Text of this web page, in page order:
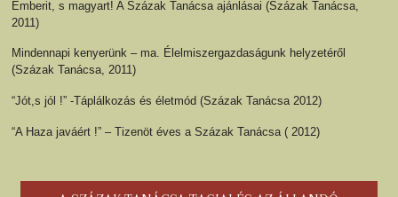
Emberit, s magyart! A Százak Tanácsa ajánlásai (Százak Tanácsa,
2011)
Mindennapi kenyerünk – ma. Élelmiszergazdaságunk helyzetéről
(Százak Tanácsa, 2011)
“Jót,s jól !” -Táplálkozás és életmód (Százak Tanácsa 2012)
“A Haza javáért !” – Tizenöt éves a Százak Tanácsa ( 2012)